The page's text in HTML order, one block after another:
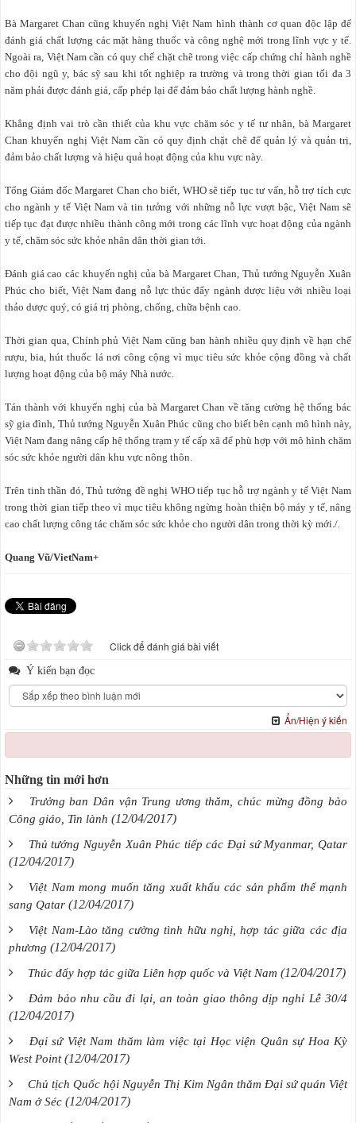
Bà Margaret Chan cũng khuyến nghị Việt Nam hình thành cơ quan độc lập để
đánh giá chất lượng các mặt hàng thuốc và công nghệ mới trong lĩnh vực y tế.
Ngoài ra, Việt Nam cần có quy chế chặt chẽ trong việc cấp chứng chỉ hành nghề
cho đội ngũ y, bác sỹ sau khi tốt nghiệp ra trường và trong thời gian tối đa 3
năm phải được đánh giá, cấp phép lại để đảm bảo chất lượng hành nghề.
Khẳng định vai trò cần thiết của khu vực chăm sóc y tế tư nhân, bà Margaret
Chan khuyến nghị Việt Nam cần có quy định chặt chẽ để quản lý và quản trị,
đảm bảo chất lượng và hiệu quả hoạt động của khu vực này.
Tổng Giám đốc Margaret Chan cho biết, WHO sẽ tiếp tục tư vấn, hỗ trợ tích cực
cho ngành y tế Việt Nam và tin tưởng với những nỗ lực vượt bậc, Việt Nam sẽ
tiếp tục đạt được nhiều thành công mới trong các lĩnh vực hoạt động của ngành
y tế, chăm sóc sức khỏe nhân dân thời gian tới.
Đánh giá cao các khuyến nghị của bà Margaret Chan, Thủ tướng Nguyễn Xuân
Phúc cho biết, Việt Nam đang nỗ lực thúc đẩy ngành dược liệu với nhiều loại
thảo dược quý, có giá trị phòng, chống, chữa bệnh cao.
Thời gian qua, Chính phủ Việt Nam cũng ban hành nhiều quy định về hạn chế
rượu, bia, hút thuốc lá nơi công cộng vì mục tiêu sức khỏe cộng đồng và chất
lượng hoạt động của bộ máy Nhà nước.
Tán thành với khuyến nghị của bà Margaret Chan về tăng cường hệ thống bác
sỹ gia đình, Thủ tướng Nguyễn Xuân Phúc cũng cho biết bên cạnh mô hình này,
Việt Nam đang nâng cấp hệ thống trạm y tế cấp xã để phù hợp với mô hình chăm
sóc sức khỏe người dân khu vực nông thôn.
Trên tinh thần đó, Thủ tướng đề nghị WHO tiếp tục hỗ trợ ngành y tế Việt Nam
trong thời gian tiếp theo vì mục tiêu không ngừng hoàn thiện bộ máy y tế, nâng
cao chất lượng công tác chăm sóc sức khỏe cho người dân trong thời kỳ mới./.
Quang Vũ/VietNam+
Click để đánh giá bài viết
Ý kiến bạn đọc
Ẩn/Hiện ý kiến
Những tin mới hơn
Trưởng ban Dân vận Trung ương thăm, chúc mừng đồng bào
Công giáo, Tin lành (12/04/2017)
Thủ tướng Nguyễn Xuân Phúc tiếp các Đại sứ Myanmar, Qatar
(12/04/2017)
Việt Nam mong muốn tăng xuất khẩu các sản phẩm thế mạnh
sang Qatar (12/04/2017)
Việt Nam-Lào tăng cường tình hữu nghị, hợp tác giữa các địa
phương (12/04/2017)
Thúc đẩy hợp tác giữa Liên hợp quốc và Việt Nam (12/04/2017)
Đảm bảo nhu cầu đi lại, an toàn giao thông dịp nghỉ Lễ 30/4
(12/04/2017)
Đại sứ Việt Nam thăm làm việc tại Học viện Quân sự Hoa Kỳ
West Point (12/04/2017)
Chủ tịch Quốc hội Nguyễn Thị Kim Ngân thăm Đại sứ quán Việt
Nam ở Séc (12/04/2017)